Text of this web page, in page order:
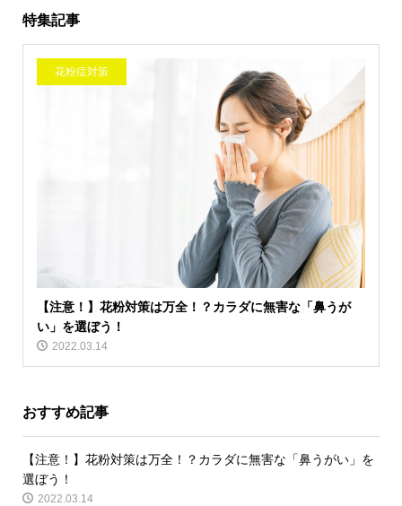
特集記事
花粉症対策
【注意！】花粉対策は万全！？カラダに無害な「鼻うが
い」を選ぼう！
2022.03.14
おすすめ記事
【注意！】花粉対策は万全！？カラダに無害な「鼻うがい」を
選ぼう！
2022.03.14